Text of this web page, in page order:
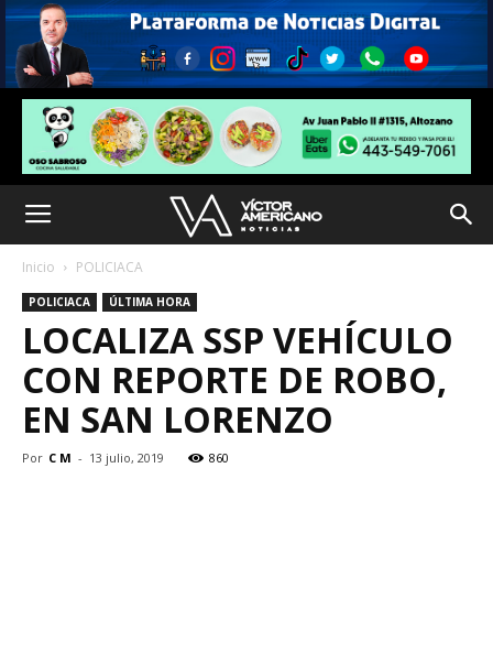
Inicio POLICIACA
POLICIACA ÚLTIMA HORA
LOCALIZA SSP VEHÍCULO
CON REPORTE DE ROBO,
EN SAN LORENZO
Por C M - 13 julio, 2019 860